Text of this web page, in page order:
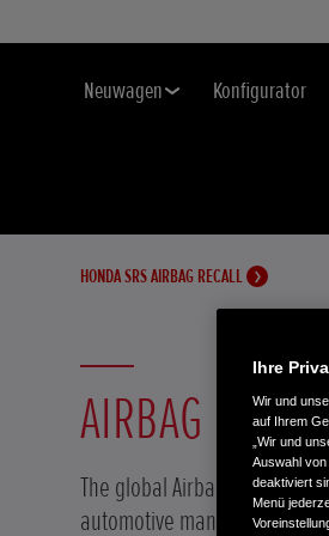
Neuwagen Konfigurator
HONDA SRS AIRBAG RECALL
AIRBAG
The global Airbag Inflator
automotive manufacturers
Ihre
Wir und
auf Ihrem
„Wir und
Auswahl
deaktiviert
Menü